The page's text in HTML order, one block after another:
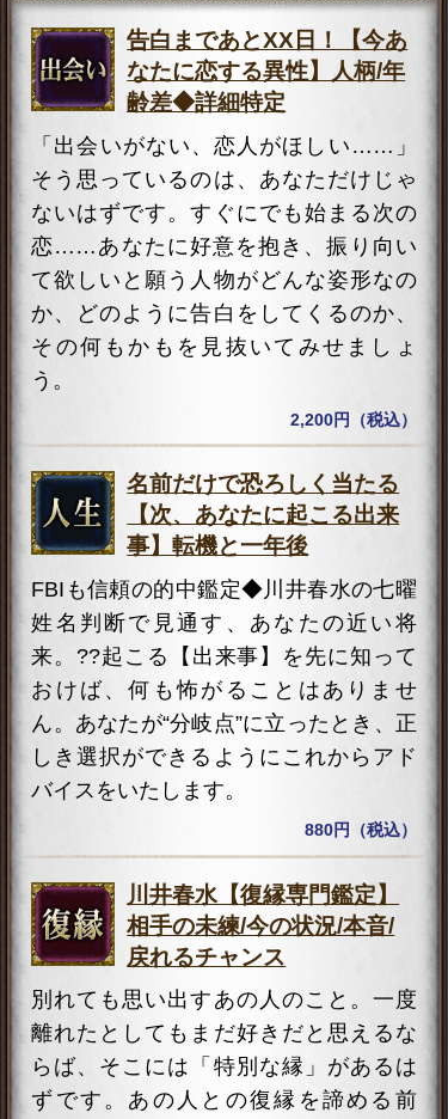
告白まであとXX日！【今あ
なたに恋する異性】人柄/年
齢差◆詳細特定
「出会いがない、恋人がほしい……」
そう思っているのは、あなただけじゃ
ないはずです。すぐにでも始まる次の
恋……あなたに好意を抱き、振り向い
て欲しいと願う人物がどんな姿形なの
か、どのように告白をしてくるのか、
その何もかもを見抜いてみせましょ
う。
2,200円（税込）
名前だけで恐ろしく当たる
【次、あなたに起こる出来
事】転機と一年後
FBIも信頼の的中鑑定◆川井春水の七曜
姓名判断で見通す、あなたの近い将
来。??起こる【出来事】を先に知って
おけば、何も怖がることはありませ
ん。あなたが“分岐点”に立ったとき、正
しき選択ができるようにこれからアド
バイスをいたします。
880円（税込）
川井春水【復縁専門鑑定】
相手の未練/今の状況/本音/
戻れるチャンス
別れても思い出すあの人のこと。一度
離れたとしてもまだ好きだと思えるな
らば、そこには「特別な縁」があるは
ずです。あの人との復縁を諦める前